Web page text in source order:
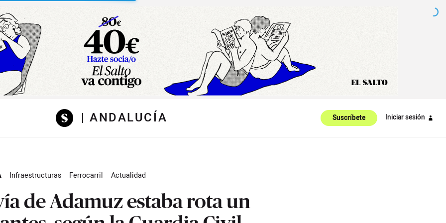
| ANDALUCÍA Suscríbete Iniciar sesión
Infraestructuras Ferrocarril Actualidad
de Adamuz estaba rota un